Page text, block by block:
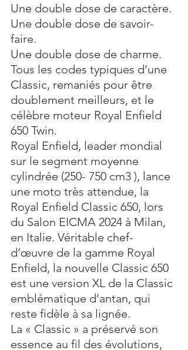
Une double dose de caractère.
Une double dose de savoir-
faire.
Une double dose de charme.
Tous les codes typiques d’une
Classic, remaniés pour être
doublement meilleurs, et le
célèbre moteur Royal Enfield
650 Twin.
Royal Enfield, leader mondial
sur le segment moyenne
cylindrée (250- 750 cm3 ), lance
une moto très attendue, la
Royal Enfield Classic 650, lors
du Salon EICMA 2024 à Milan,
en Italie. Véritable chef-
d’œuvre de la gamme Royal
Enfield, la nouvelle Classic 650
est une version XL de la Classic
emblématique d’antan, qui
reste fidèle à sa lignée.
La « Classic » a préservé son
essence au fil des évolutions,